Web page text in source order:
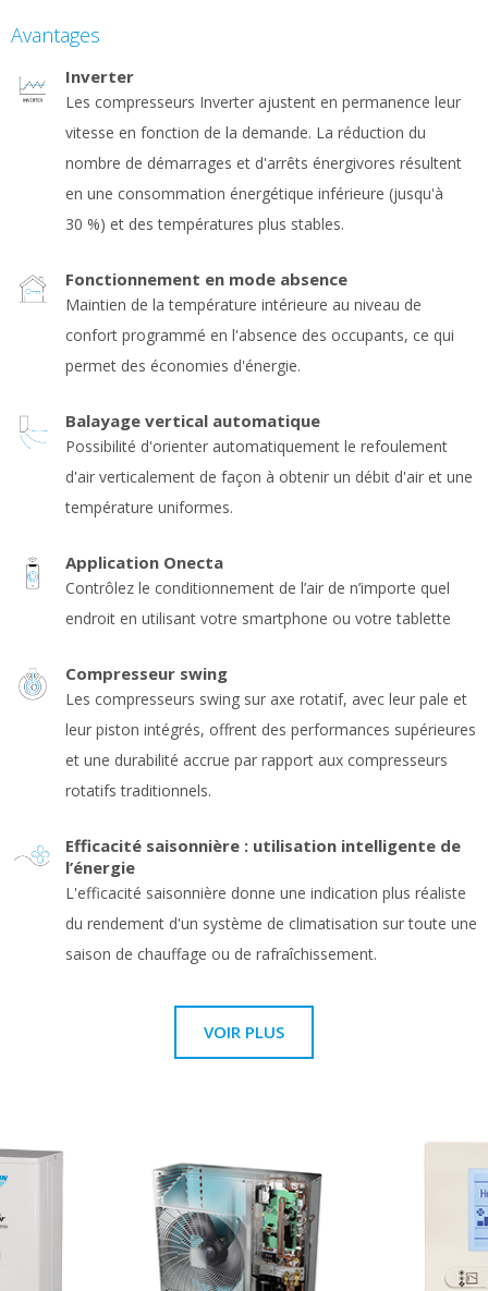
Avantages
Inverter
Les compresseurs Inverter ajustent en permanence leur
vitesse en fonction de la demande. La réduction du
nombre de démarrages et d'arrêts énergivores résultent
en une consommation énergétique inférieure (jusqu'à
30 %) et des températures plus stables.
Fonctionnement en mode absence
Maintien de la température intérieure au niveau de
confort programmé en l'absence des occupants, ce qui
permet des économies d'énergie.
Balayage vertical automatique
Possibilité d'orienter automatiquement le refoulement
d'air verticalement de façon à obtenir un débit d'air et une
température uniformes.
Application Onecta
Contrôlez le conditionnement de l’air de n’importe quel
endroit en utilisant votre smartphone ou votre tablette
Compresseur swing
Les compresseurs swing sur axe rotatif, avec leur pale et
leur piston intégrés, offrent des performances supérieures
et une durabilité accrue par rapport aux compresseurs
rotatifs traditionnels.
Efficacité saisonnière : utilisation intelligente de
l’énergie
L'efficacité saisonnière donne une indication plus réaliste
du rendement d'un système de climatisation sur toute une
saison de chauffage ou de rafraîchissement.
VOIR PLUS